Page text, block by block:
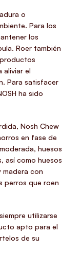
o
Para los
los
Roer también
aliviar el
Para satisfacer
ha sido
Nosh Chew
en fase de
huesos
así como huesos
madera con
perros que roen
utilizarse
apto para el
de su